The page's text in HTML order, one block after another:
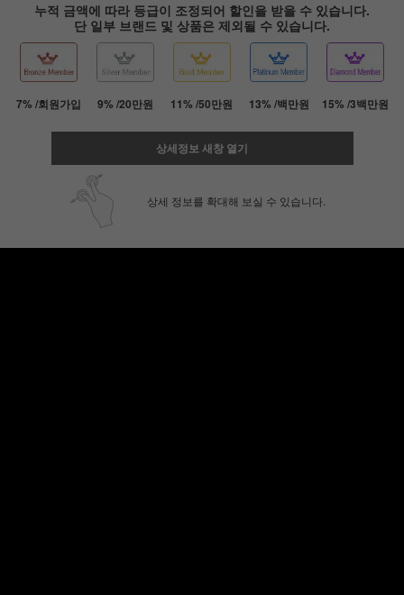
누적 금액에 따라 등급이 조정되어 할인을 받을 수 있습니다.
단 일부 브랜드 및 상품은 제외될 수 있습니다.
7% /회원가입 9% /20만원 11% /50만원 13% /백만원 15% /3백만원
상세정보 새창 열기
상세 정보를 확대해 보실 수 있습니다.